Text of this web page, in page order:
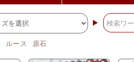
ルース 原石